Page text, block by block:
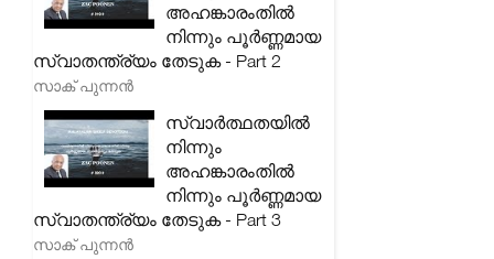
അഹങ്കാരംതിൽ
നിന്നും പൂർണ്ണമായ
സ്വാതന്ത്ര്യം തേടുക - Part 2
സാക് പുന്നൻ
സ്വാർത്ഥതയിൽ
നിന്നും
അഹങ്കാരംതിൽ
നിന്നും പൂർണ്ണമായ
സ്വാതന്ത്ര്യം തേടുക - Part 3
സാക് പുന്നൻ